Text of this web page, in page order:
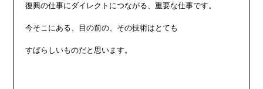
復興の仕事にダイレクトにつながる、重要な仕事です。
今そこにある、目の前の、その技術はとても
すばらしいものだと思います。